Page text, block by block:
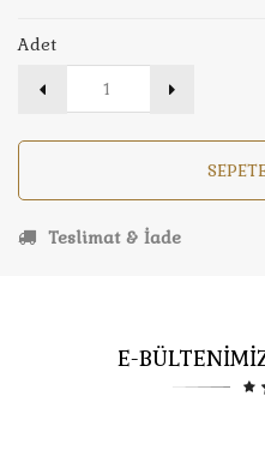
Adet
Teslimat & İade
E-